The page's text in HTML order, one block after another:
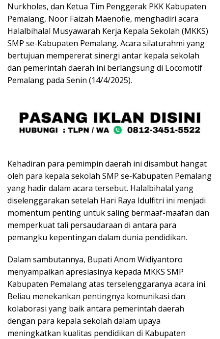
Nurkholes, dan Ketua Tim Penggerak PKK Kabupaten
Pemalang, Noor Faizah Maenofie, menghadiri acara
Halalbihalal Musyawarah Kerja Kepala Sekolah (MKKS)
SMP se-Kabupaten Pemalang. Acara silaturahmi yang
bertujuan mempererat sinergi antar kepala sekolah
dan pemerintah daerah ini berlangsung di Locomotif
Pemalang pada Senin (14/4/2025).
Kehadiran para pemimpin daerah ini disambut hangat
oleh para kepala sekolah SMP se-Kabupaten Pemalang
yang hadir dalam acara tersebut. Halalbihalal yang
diselenggarakan setelah Hari Raya Idulfitri ini menjadi
momentum penting untuk saling bermaaf-maafan dan
memperkuat tali persaudaraan di antara para
pemangku kepentingan dalam dunia pendidikan.
Dalam sambutannya, Bupati Anom Widiyantoro
menyampaikan apresiasinya kepada MKKS SMP
Kabupaten Pemalang atas terselenggaranya acara ini.
Beliau menekankan pentingnya komunikasi dan
kolaborasi yang baik antara pemerintah daerah
dengan para kepala sekolah dalam upaya
meningkatkan kualitas pendidikan di Kabupaten